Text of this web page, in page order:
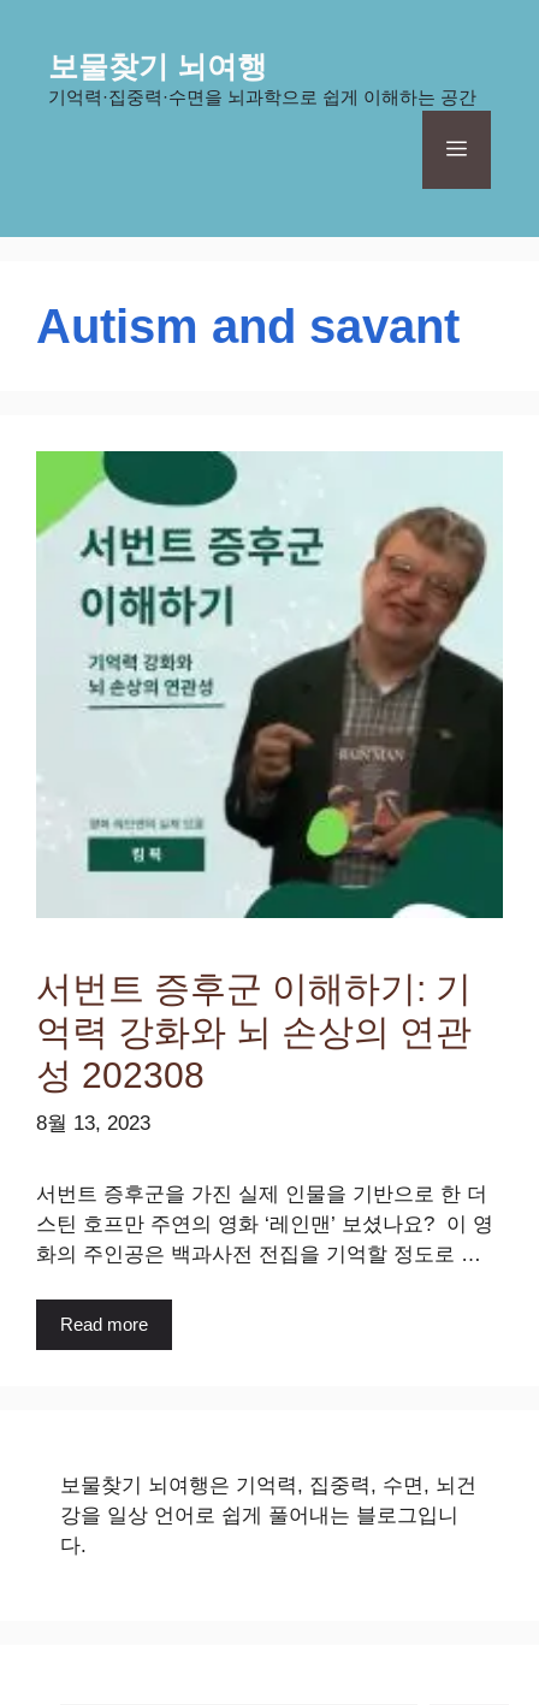
보물찾기 뇌여행
기억력·집중력·수면을 뇌과학으로 쉽게 이해하는 공간
메
Autism and savant
서번트 증후군 이해하기: 기
억력 강화와 뇌 손상의 연관
성 202308
8월 13, 2023
서번트 증후군을 가진 실제 인물을 기반으로 한 더
스틴 호프만 주연의 영화 ‘레인맨’ 보셨나요? 이 영
화의 주인공은 백과사전 전집을 기억할 정도로 …
Read more
보물찾기 뇌여행은 기억력, 집중력, 수면, 뇌건
강을 일상 언어로 쉽게 풀어내는 블로그입니
다.